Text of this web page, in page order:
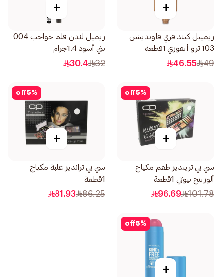
+
ريمييل كيند فري فاونديشن
103 ترو أيفوري 1قطعة
49
46.55
+
ريميل لندن قلم حواجب 004
بني أسود 1.4جرام
32
30.4
5%
off
+
سي بي ترينديز طقم مكياج
ألورينج بيوتي 1قطعة
101.78
96.69
5%
off
+
سي بي ترانديز علبة مكياج
1قطعة
86.25
81.93
5%
off
+